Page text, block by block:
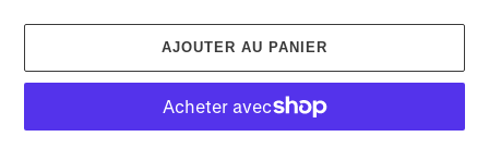
AJOUTER AU PANIER